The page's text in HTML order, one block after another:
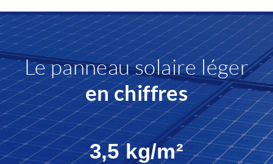
Le panneau solaire léger
en chiffres
3,5 kg/m²